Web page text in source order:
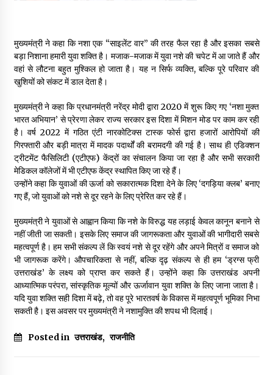
मुख्यमंत्री ने कहा कि नशा एक “साइलेंट वार” की तरह फैल रहा है और इसका सबसे
बड़ा निशाना हमारी युवा शक्ति है। मजाक-मजाक में युवा नशे की चपेट में आ जाते हैं और
वहां से लौटना बहुत मुश्किल हो जाता है। यह न सिर्फ व्यक्ति, बल्कि पूरे परिवार की
खुशियों को संकट में डाल देता है।
मुख्यमंत्री ने कहा कि प्रधानमंत्री नरेंद्र मोदी द्वारा 2020 में शुरू किए गए ‘नशा मुक्त
भारत अभियान’ से प्रेरणा लेकर राज्य सरकार इस दिशा में मिशन मोड पर काम कर रही
है। वर्ष 2022 में गठित एंटी नारकोटिक्स टास्क फोर्स द्वारा हजारों आरोपियों की
गिरफ्तारी और बड़ी मात्रा में मादक पदार्थों की बरामदगी की गई है। साथ ही एडिक्शन
ट्रीटमेंट फैसिलिटी (एटीएफ) केंद्रों का संचालन किया जा रहा है और सभी सरकारी
मेडिकल कॉलेजों में भी एटीएफ केंद्र स्थापित किए जा रहे हैं।
उन्होंने कहा कि युवाओं की ऊर्जा को सकारात्मक दिशा देने के लिए ‘दगड़िया क्लब’ बनाए
गए हैं, जो युवाओं को नशे से दूर रहने के लिए प्रेरित कर रहे हैं।
मुख्यमंत्री ने युवाओं से आह्वान किया कि नशे के विरुद्ध यह लड़ाई केवल कानून बनाने से
नहीं जीती जा सकती। इसके लिए समाज की जागरूकता और युवाओं की भागीदारी सबसे
महत्वपूर्ण है। हम सभी संकल्प लें कि स्वयं नशे से दूर रहेंगे और अपने मित्रों व समाज को
भी जागरूक करेंगे। औपचारिकता से नहीं, बल्कि दृढ़ संकल्प से ही हम ‘ड्रग्स फ्री
उत्तराखंड’ के लक्ष्य को प्राप्त कर सकते हैं। उन्होंने कहा कि उत्तराखंड अपनी
आध्यात्मिक परंपरा, सांस्कृतिक मूल्यों और ऊर्जावान युवा शक्ति के लिए जाना जाता है।
यदि युवा शक्ति सही दिशा में बढ़े, तो वह पूरे भारतवर्ष के विकास में महत्वपूर्ण भूमिका निभा
सकती है। इस अवसर पर मुख्यमंत्री ने नशामुक्ति की शपथ भी दिलाई।
Posted in उत्तराखंड, राजनीति